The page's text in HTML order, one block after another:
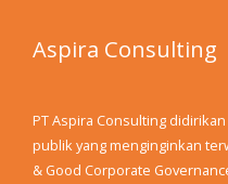
Aspira Consulting
PT Aspira Consulting
publik yang menginginkan
& Good Corporate